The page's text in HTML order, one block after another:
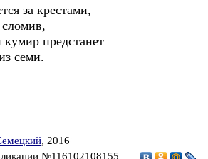
за крестами,
сломив,
кумир предстанет
семи.
, 2016
№116102108155